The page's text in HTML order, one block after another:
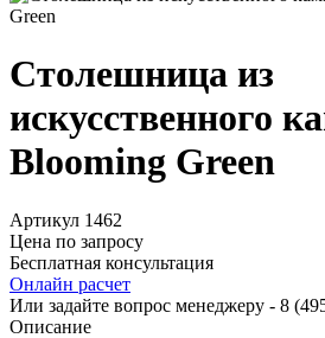
Столешница из
искусственного
Blooming Green
Артикул 1462
Цена по запросу
Бесплатная консультация
Онлайн расчет
Или задайте вопрос менеджеру - 8
Описание